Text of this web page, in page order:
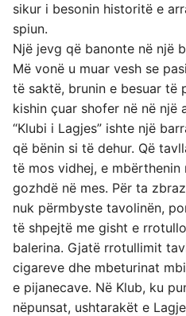
sikur i besonin historitë e
spiun.
Një jevg që banonte në një
Më vonë u muar vesh se
të saktë, brunin e besuar të
kishin çuar shofer në në një
“Klubi i Lagjes” ishte një
që bënin si të dehur. Që
të mos vidhej, e mbërthenin
gozhdë në mes. Për ta
nuk përmbyste tavolinën,
të shpejtë me gisht e
balerina. Gjatë rrotullimit
cigareve dhe mbeturinat
e pijanecave. Në Klub, ku
nëpunsat, ushtarakët e